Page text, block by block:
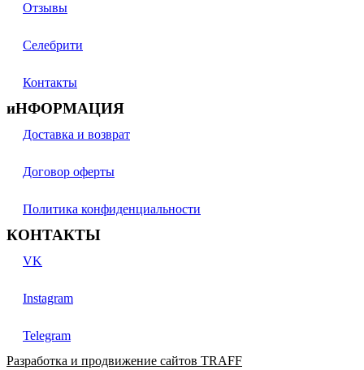
Отзывы
Селебрити
Контакты
иНФОРМАЦИЯ
Доставка и возврат
Договор оферты
Политика конфиденциальности
КОНТАКТЫ
VK
Instagram
Telegram
Разработка и продвижение сайтов TRAFF